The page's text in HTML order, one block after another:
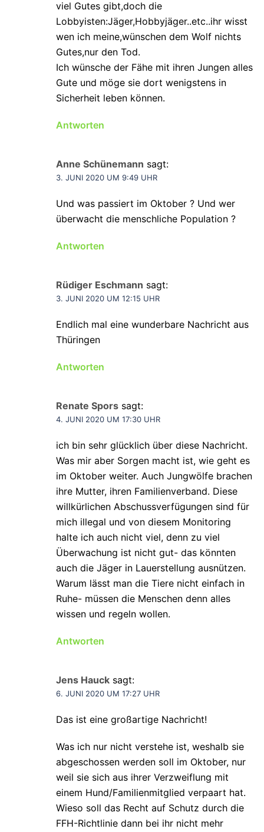
viel Gutes gibt,doch die
Lobbyisten:Jäger,Hobbyjäger..etc..ihr wisst
wen ich meine,wünschen dem Wolf nichts
Gutes,nur den Tod.
Ich wünsche der Fähe mit ihren Jungen alles
Gute und möge sie dort wenigstens in
Sicherheit leben können.
Antworten
Anne Schünemann sagt:
3. JUNI 2020 UM 9:49 UHR
Und was passiert im Oktober ? Und wer
überwacht die menschliche Population ?
Antworten
Rüdiger Eschmann sagt:
3. JUNI 2020 UM 12:15 UHR
Endlich mal eine wunderbare Nachricht aus
Thüringen
Antworten
Renate Spors sagt:
4. JUNI 2020 UM 17:30 UHR
ich bin sehr glücklich über diese Nachricht.
Was mir aber Sorgen macht ist, wie geht es
im Oktober weiter. Auch Jungwölfe brachen
ihre Mutter, ihren Familienverband. Diese
willkürlichen Abschussverfügungen sind für
mich illegal und von diesem Monitoring
halte ich auch nicht viel, denn zu viel
Überwachung ist nicht gut- das könnten
auch die Jäger in Lauerstellung ausnützen.
Warum lässt man die Tiere nicht einfach in
Ruhe- müssen die Menschen denn alles
wissen und regeln wollen.
Antworten
Jens Hauck sagt:
6. JUNI 2020 UM 17:27 UHR
Das ist eine großartige Nachricht!
Was ich nur nicht verstehe ist, weshalb sie
abgeschossen werden soll im Oktober, nur
weil sie sich aus ihrer Verzweiflung mit
einem Hund/Familienmitglied verpaart hat.
Wieso soll das Recht auf Schutz durch die
FFH-Richtlinie dann bei ihr nicht mehr